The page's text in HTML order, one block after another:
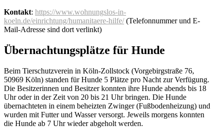
Kontakt: https://www.wohnungslos-in-
koeln.de/einrichtung/humanitaere-hilfe/(Telefonnummer und E-
Mail-Adresse sind dort verlinkt)
Übernachtungsplätze für Hunde
Beim Tierschutzverein in Köln-Zollstock (Vorgebirgstraße 76,
50969 Köln) standen für Hunde 5 Plätze pro Nacht zur Verfügung.
Die Besitzerinnen und Besitzer konnten ihre Hunde abends bis 18
Uhr oder in der Zeit von 20 bis 21 Uhr bringen. Die Hunde
übernachteten in einem beheizten Zwinger (Fußbodenheizung) und
wurden mit Futter und Wasser versorgt. Jeweils morgens konnten
die Hunde ab 7 Uhr wieder abgeholt werden.